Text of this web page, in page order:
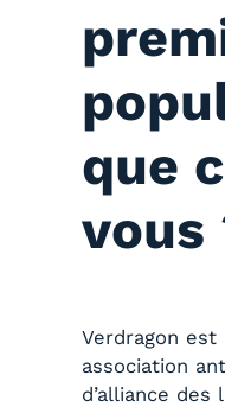
que
vous
Verdragon est
association
d’alliance